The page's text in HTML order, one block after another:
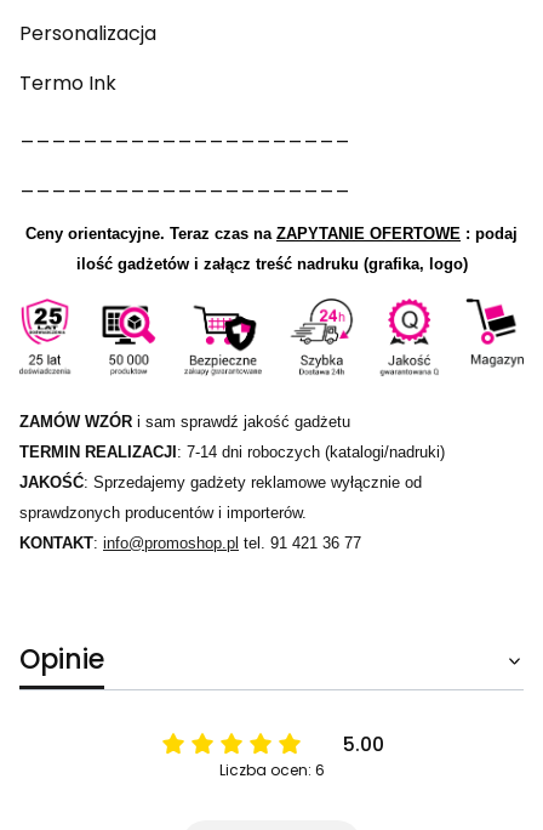
Personalizacja
Termo Ink
Ceny orientacyjne. Teraz czas na ZAPYTANIE OFERTOWE : podaj
ilość gadżetów i załącz treść nadruku (grafika, logo)
ZAMÓW WZÓR i sam sprawdź jakość gadżetu
TERMIN REALIZACJI : 7-14 dni roboczych (katalogi/nadruki)
JAKOŚĆ: Sprzedajemy gadżety reklamowe wyłącznie od
sprawdzonych producentów i importerów.
KONTAKT: info@promoshop.pl tel. 91 421 36 77
Opinie
5.00
Liczba ocen: 6